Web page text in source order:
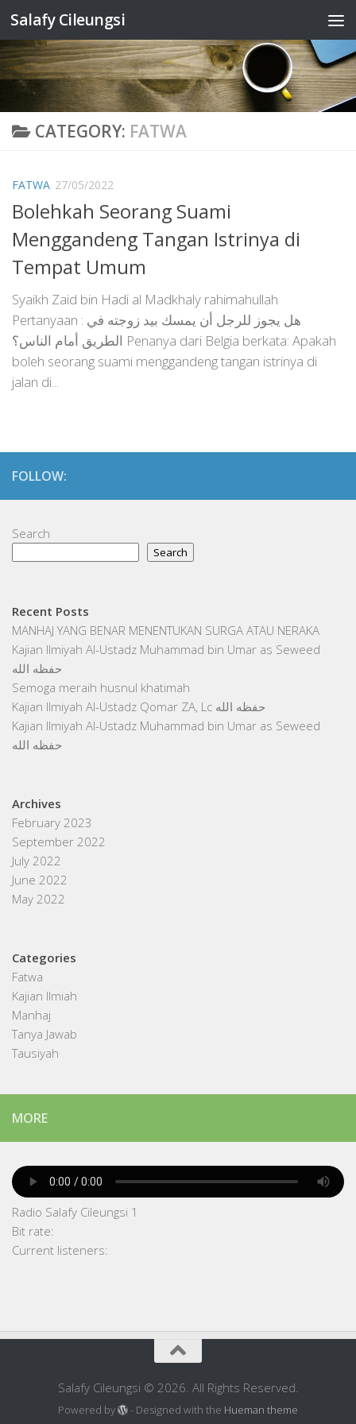
Skip to content
Salafy Cileungsi
CATEGORY: FATWA
FATWA 27/05/2022
Bolehkah Seorang Suami
Menggandeng Tangan Istrinya di
Tempat Umum
Syaikh Zaid bin Hadi al Madkhaly rahimahullah
Pertanyaan : هل يجوز للرجل أن يمسك بيد زوجته في
الطريق أمام الناس؟ Penanya dari Belgia berkata: Apakah
boleh seorang suami menggandeng tangan istrinya di
jalan di...
FOLLOW:
Search
Search
Recent Posts
MANHAJ YANG BENAR MENENTUKAN SURGA ATAU NERAKA
Kajian Ilmiyah Al-Ustadz Muhammad bin Umar as Seweed
حفظه الله
Semoga meraih husnul khatimah
Kajian Ilmiyah Al-Ustadz Qomar ZA, Lc حفظه الله
Kajian Ilmiyah Al-Ustadz Muhammad bin Umar as Seweed
حفظه الله
Archives
February 2023
September 2022
July 2022
June 2022
May 2022
Categories
Fatwa
Kajian Ilmiah
Manhaj
Tanya Jawab
Tausiyah
MORE
Radio Salafy Cileungsi 1
Bit rate:
Current listeners:
Salafy Cileungsi © 2026. All Rights Reserved.
Powered by - Designed with the Hueman theme